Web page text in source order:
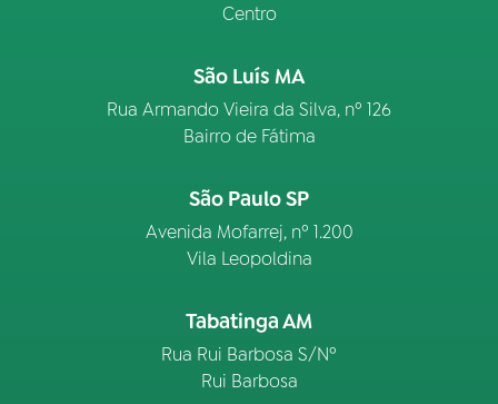
Centro
São Luís MA
Rua Armando Vieira da Silva, nº 126
Bairro de Fátima
São Paulo SP
Avenida Mofarrej, nº 1.200
Vila Leopoldina
Tabatinga AM
Rua Rui Barbosa S/Nº
Rui Barbosa